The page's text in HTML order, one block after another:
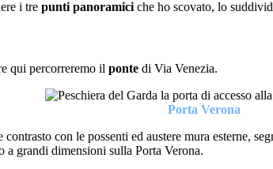
i tre punti panoramici che ho scovato, lo
qui percorreremo il ponte di Via Venezia.
Porta Verona
con le possenti ed austere mura esterne,
a grandi dimensioni sulla Porta Verona.